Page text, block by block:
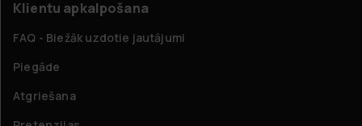
Klientu apkalpošana
FAQ - Biežāk uzdotie jautājumi
Piegāde
Atgriešana